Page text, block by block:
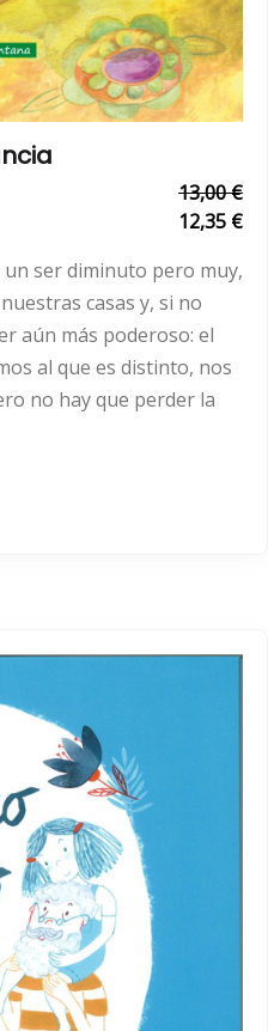
13,00 €
12,35 €
ser diminuto pero muy,
casas y, si no
aún más poderoso: el
al que es distinto, nos
no hay que perder la